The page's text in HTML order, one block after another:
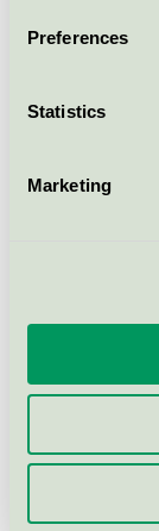
Preferences
Statistics
Marketing
Nya byggnader
Produkter för
Renoverade
Restaurang och